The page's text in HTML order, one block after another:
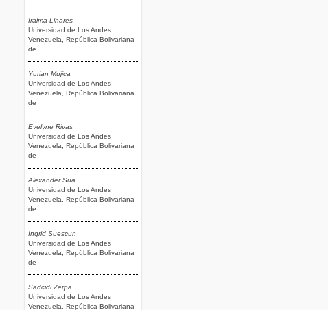
Iraima Linares
Universidad de Los Andes
Venezuela, República Bolivariana
de
Yurian Mujica
Universidad de Los Andes
Venezuela, República Bolivariana
de
Evelyne Rivas
Universidad de Los Andes
Venezuela, República Bolivariana
de
Alexander Sua
Universidad de Los Andes
Venezuela, República Bolivariana
de
Ingrid Suescun
Universidad de Los Andes
Venezuela, República Bolivariana
de
Sadcidi Zerpa
Universidad de Los Andes
Venezuela, República Bolivariana